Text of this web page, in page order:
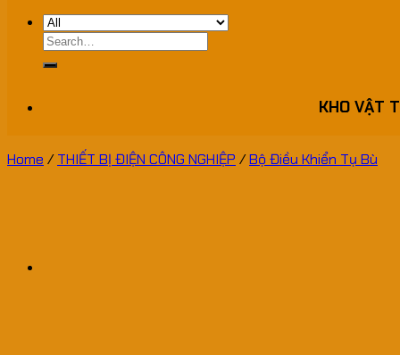
Search
for:
KHO VẬT
Home / THIẾT BỊ ĐIỆN CÔNG NGHIỆP /Bộ Điều Khiển Tụ Bù